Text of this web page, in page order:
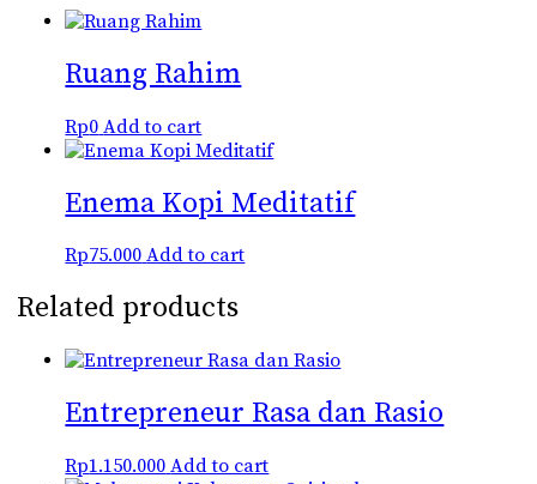
Ruang Rahim
Rp0 Add to cart
Enema Kopi Meditatif
Rp75.000 Add to cart
Related products
Entrepreneur Rasa dan Rasio
Rp1.150.000 Add to cart